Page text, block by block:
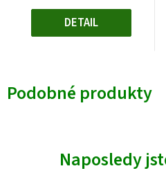
DETAIL
Podobné produkty
Naposledy